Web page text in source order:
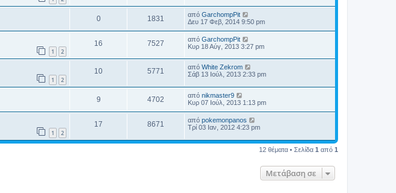
0 1831 από GarchompPit
Δευ 17 Φεβ, 2014 9:50 pm
1 2
16 7527 από GarchompPit
Κυρ 18 Αύγ, 2013 3:27 pm
1 2
10 5771 από White Zekrom
Σάβ 13 Ιούλ, 2013 2:33 pm
9 4702 από nikmaster9
Κυρ 07 Ιούλ, 2013 1:13 pm
1 2
17 8671 από pokemonpanos
Τρί 03 Ιαν, 2012 4:23 pm
12 θέματα • Σελίδα 1 από 1
Μετάβαση σε